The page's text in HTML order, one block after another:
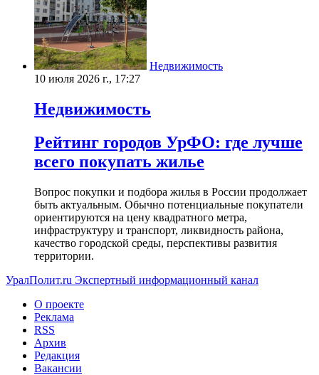
Недвижимость
10 июля 2026 г., 17:27
Недвижимость
Рейтинг городов УрФО: где лучше
всего покупать жилье
Вопрос покупки и подбора жилья в России продолжает
быть актуальным. Обычно потенциальные покупатели
ориентируются на цену квадратного метра,
инфраструктуру и транспорт, ликвидность района,
качество городской среды, перспективы развития
территории.
УралПолит.ru Экспертный информационный канал
О проекте
Реклама
RSS
Архив
Редакция
Вакансии